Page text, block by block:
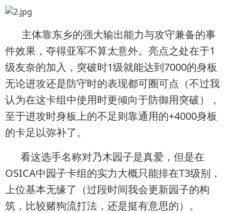
主体靠东乡的强大输出能力与攻守兼备的事
件效果，夺得亚军不算太意外。亮点之处在于1
级友奈的加入，突破时1级就能达到7000的身板
无论进攻还是防守时的表现都可圈可点（不过我
认为在这卡组中使用时更倾向于防御用突破），
至于进攻时身板上的不足则靠通用的+4000身板
的卡足以弥补了。
看这选手名称对乃木园子是真爱，但是在
OSICA中园子卡组的实力大概只能排在T3级别，
上位基本无缘了（过段时间我会更新园子的构
筑，比较赌狗流打法，还是挺有意思的）。